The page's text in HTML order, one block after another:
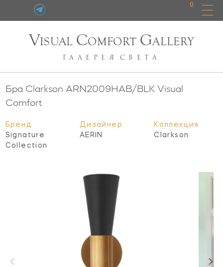
0
VISUAL COMFORT GALLERY
ГАЛЕРЕЯ СВЕТА
Бра Clarkson ARN2009HAB/BLK Visual
Comfort
Бренд
Signature
Collection
Дизайнер
AERIN
Коллекция
Clarkson